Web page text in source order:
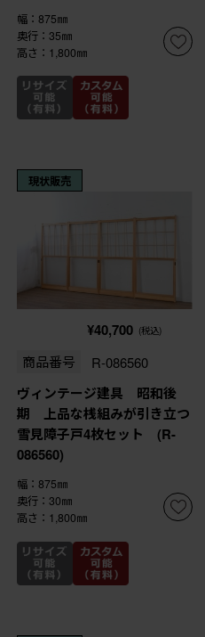
幅：875㎜
奥行：35㎜
高さ：1,800㎜
現状販売
¥40,700 (税込)
商品番号 R-086560
ヴィンテージ建具 昭和後
期 上品な桟組みが引き立つ
雪見障子戸4枚セット (R-
086560)
幅：875㎜
奥行：30㎜
高さ：1,800㎜